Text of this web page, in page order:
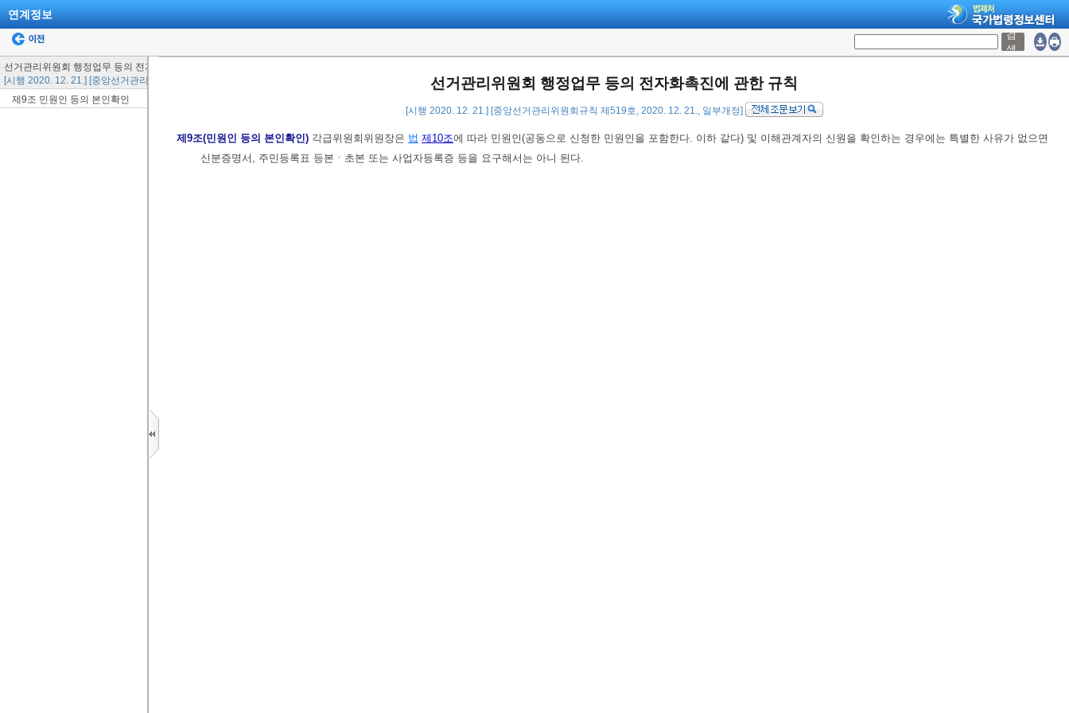
연계정보
검
색
선거관리위원회 행정업무 등의 전자화촉진에 관한 규칙
[시행 2020. 12. 21.] [중앙선거관리위원회규칙 제519호, 2020. 12. 21., 일부개정]
제9조 민원인 등의 본인확인
선거관리위원회 행정업무 등의 전자화촉진에 관한 규칙
[시행 2020. 12. 21.] [중앙선거관리위원회규칙 제519호, 2020. 12. 21., 일부개정]
제9조(민원인 등의 본인확인) 각급위원회위원장은 법 제10조에 따라 민원인(공동으로 신청한 민원인을 포함한다. 이하 같다) 및 이해관계자의 신원을 확인하는 경우에는 특별한 사유가 없으면
신분증명서, 주민등록표 등본ㆍ초본 또는 사업자등록증 등을 요구해서는 아니 된다.